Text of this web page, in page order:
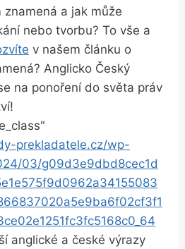
a jak může
nebo tvorbu? To vše a
v našem článku o
Anglicko Český
na ponoření do světa práv
prekladatele.cz/wp-
03/g09d3e9dbd8cec1d
anglické a české výrazy